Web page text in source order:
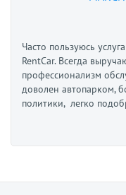
Часто пользуюсь
RentCar. Всегда
профессионализм
доволен автопарком,
политики, легко